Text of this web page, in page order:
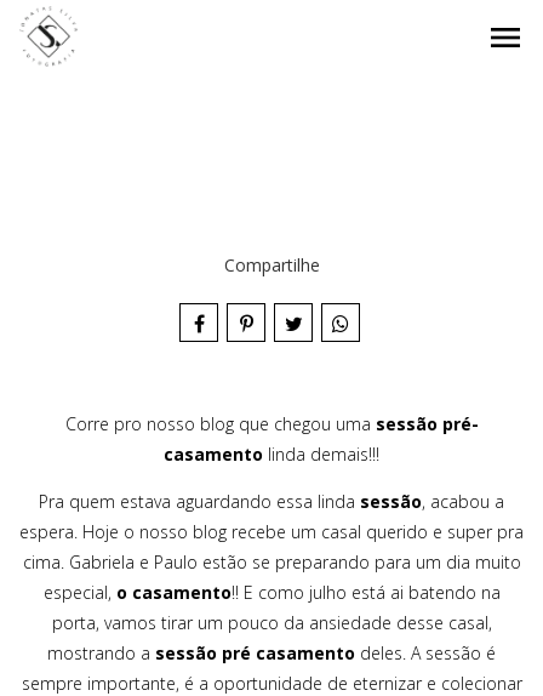
menu
Compartilhe
Corre pro nosso blog que chegou uma sessão pré-
casamento linda demais!!!
Pra quem estava aguardando essa linda sessão, acabou a
espera. Hoje o nosso blog recebe um casal querido e super pra
cima. Gabriela e Paulo estão se preparando para um dia muito
especial, o casamento!! E como julho está ai batendo na
porta, vamos tirar um pouco da ansiedade desse casal,
mostrando a sessão pré casamento deles. A sessão é
sempre importante, é a oportunidade de eternizar e colecionar